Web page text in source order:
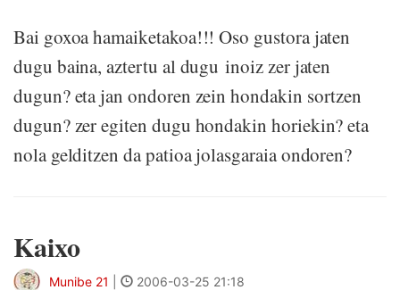
Bai goxoa hamaiketakoa!!! Oso gustora jaten
dugu baina, aztertu al dugu inoiz zer jaten
dugun? eta jan ondoren zein hondakin sortzen
dugun? zer egiten dugu hondakin horiekin? eta
nola gelditzen da patioa jolasgaraia ondoren?
Kaixo
Munibe 21 2006-03-25 21:18